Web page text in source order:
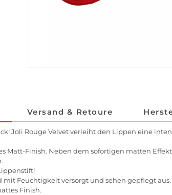
Versand & Retoure
Joli Rouge Velvet verleiht den Lippen eine
Matt-Finish. Neben dem sofortigen matten
mit Feuchtigkeit versorgt und sehen gepflegt aus.
Finish.